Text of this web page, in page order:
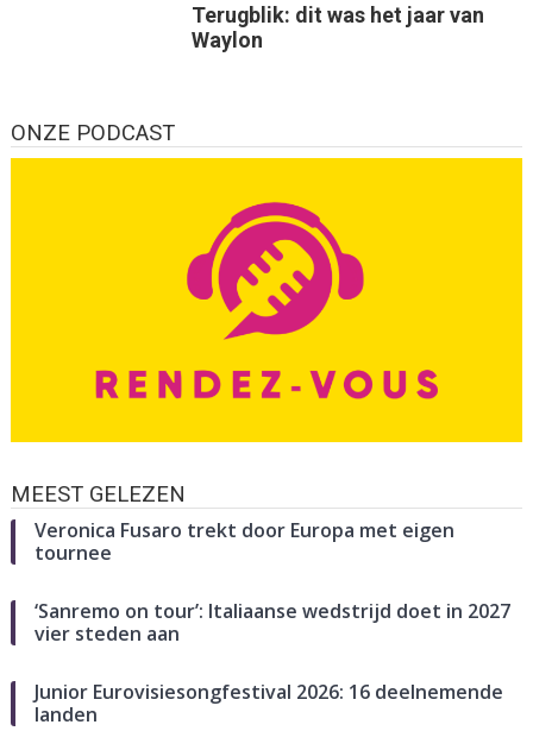
Terugblik: dit was het jaar van
Waylon
ONZE PODCAST
MEEST GELEZEN
Veronica Fusaro trekt door Europa met eigen
tournee
‘Sanremo on tour’: Italiaanse wedstrijd doet in 2027
vier steden aan
Junior Eurovisiesongfestival 2026: 16 deelnemende
landen